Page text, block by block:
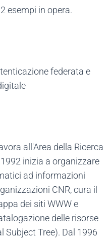
esempi in opera.
federata e
all'Area della Ricerca
inizia a organizzare
ad informazioni
CNR, cura il
dei siti WWW e
delle risorse
Subject Tree). Dal 1996